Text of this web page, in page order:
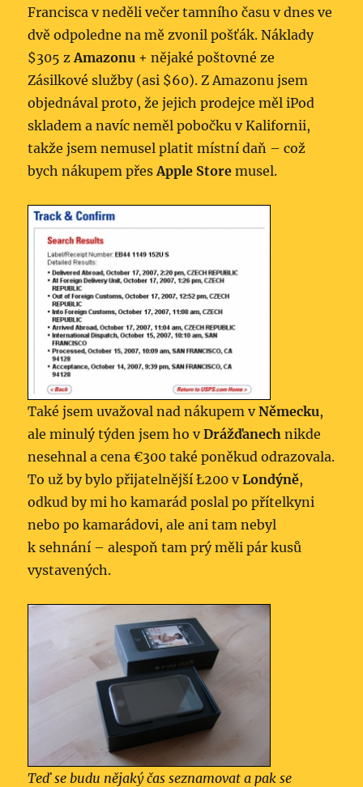
Francisca v neděli večer tamního času v dnes ve
dvě odpoledne na mě zvonil pošťák. Náklady
$305 zAmazonu + nějaké poštovné ze
Zásilkové služby (asi $60). Z Amazonu jsem
objednával proto, že jejich prodejce měl iPod
skladem a navíc neměl pobočku v Kalifornii,
takže jsem nemusel platit místní daň – což
bych nákupem přesApple Store musel.
Také jsem uvažoval nad nákupem vNěmecku,
ale minulý týden jsem ho vDrážďanech nikde
nesehnal a cena €300 také poněkud odrazovala.
To už by bylo přijatelnější Ł200 vLondýně,
odkud by mi ho kamarád poslal po přítelkyni
nebo po kamarádovi, ale ani tam nebyl
k sehnání – alespoň tam prý měli pár kusů
vystavených.
Teď se budu nějaký čas seznamovat a pak se